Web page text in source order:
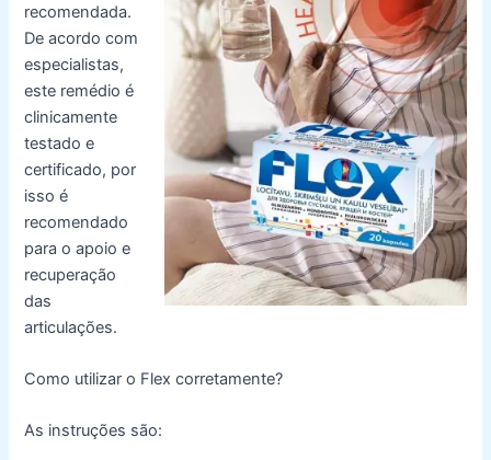
recomendada.
De acordo com
especialistas,
este remédio é
clinicamente
testado e
certificado, por
isso é
recomendado
para o apoio e
recuperação
das
articulações.
Como utilizar o Flex corretamente?
As instruções são: